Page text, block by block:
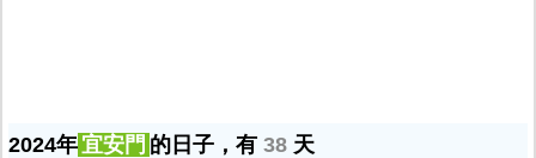
2024年宜安門 的日子，有 38 天